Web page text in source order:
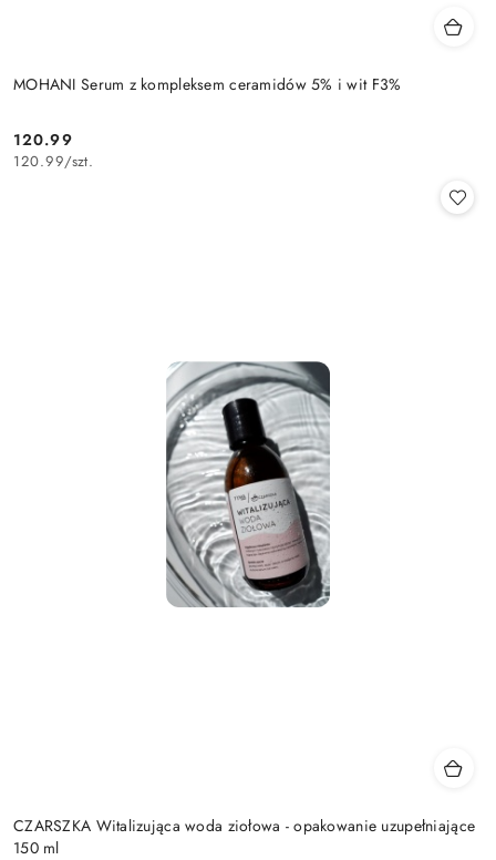
MOHANI Serum z kompleksem ceramidów 5% i wit F3%
Cena:
120.99
120.99/szt.
CZARSZKA Witalizująca woda ziołowa - opakowanie uzupełniające
150 ml